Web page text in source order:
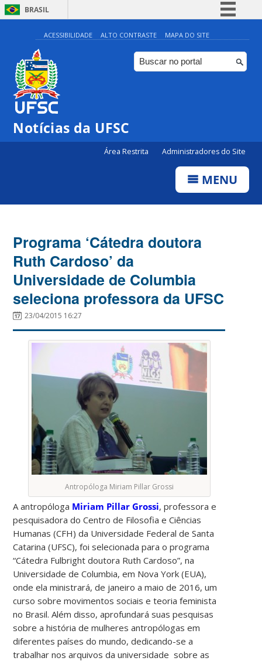
BRASIL
Simplifique!
Comunica BR
Participe
ACESSIBILIDADE ALTO CONTRASTE MAPA DO SITE
Notícias da UFSC
Área Restrita Administradores do Site
MENU
Programa ‘Cátedra doutora
Ruth Cardoso’ da
Universidade de Columbia
seleciona professora da UFSC
23/04/2015 16:27
Antropóloga Miriam Pillar Grossi
A antropóloga Miriam Pillar Grossi, professora e
pesquisadora do Centro de Filosofia e Ciências
Humanas (CFH) da Universidade Federal de Santa
Catarina (UFSC), foi selecionada para o programa
“Cátedra Fulbright doutora Ruth Cardoso”, na
Universidade de Columbia, em Nova York (EUA),
onde ela ministrará, de janeiro a maio de 2016, um
curso sobre movimentos sociais e teoria feminista
no Brasil. Além disso, aprofundará suas pesquisas
sobre a história de mulheres antropólogas em
diferentes países do mundo, dedicando-se a
trabalhar nos arquivos da universidade sobre as